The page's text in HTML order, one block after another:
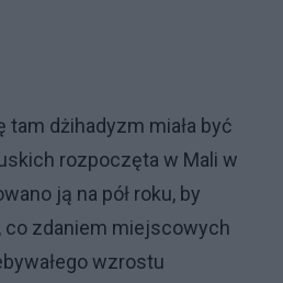
tam dżihadyzm miała być
rozpoczęta w Mali w
ją na pół roku, by
co zdaniem miejscowych
wzrostu